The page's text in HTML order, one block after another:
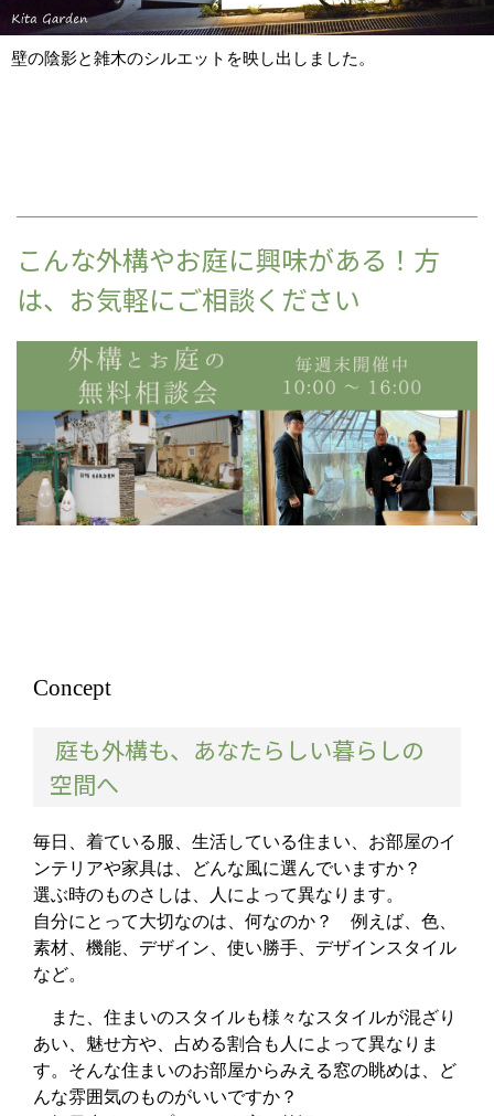
壁の陰影と雑木のシルエットを映し出しました。
こんな外構やお庭に興味がある！方
は、お気軽にご相談ください
Concept
庭も外構も、あなたらしい暮らしの
空間へ
毎日、着ている服、生活している住まい、お部屋のイ
ンテリアや家具は、どんな風に選んでいますか？
選ぶ時のものさしは、人によって異なります。
自分にとって大切なのは、何なのか？ 例えば、色、
素材、機能、デザイン、使い勝手、デザインスタイル
など。
また、住まいのスタイルも様々なスタイルが混ざり
あい、魅せ方や、占める割合も人によって異なりま
す。そんな住まいのお部屋からみえる窓の眺めは、ど
んな雰囲気のものがいいですか？